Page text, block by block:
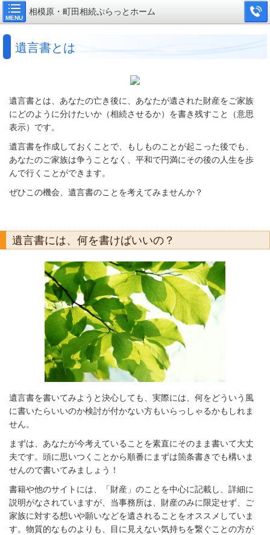
MENU
相模原・町田相続ぷらっとホーム
遺言書とは
遺言書とは、あなたの亡き後に、あなたが遺された財産をご家族
にどのように分けたいか（相続させるか）を書き残すこと（意思
表示）です。
遺言書を作成しておくことで、もしものことが起こった後でも、
あなたのご家族は争うことなく、平和で円満にその後の人生を歩
んで行くことができます。
ぜひこの機会、遺言書のことを考えてみませんか？
遺言書には、何を書けばいいの？
遺言書を書いてみようと決心しても、 実際には、何をどういう風
に書いたらいいのか検討が付かない方もいらっしゃるかもしれま
せん。
まずは、あなたが今考えていることを素直にそのまま書いて大丈
夫です。頭に思いつくことから順番にまずは箇条書きでも構いま
せんので書いてみましょう！
書籍や他のサイトには、「財産」のことを中心に記載し、詳細に
説明がなされていますが、当事務所は、財産のみに限定せず、ご
家族に対する想いや願いなどを遺されることをオススメしていま
す。物質的なものよりも、目に見えない気持ちを繋ぐことの方が